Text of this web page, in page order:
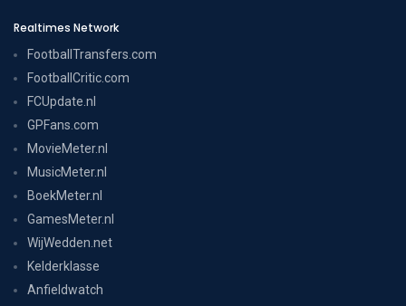
Realtimes Network
FootballTransfers.com
FootballCritic.com
FCUpdate.nl
GPFans.com
MovieMeter.nl
MusicMeter.nl
BoekMeter.nl
GamesMeter.nl
WijWedden.net
Kelderklasse
Anfieldwatch